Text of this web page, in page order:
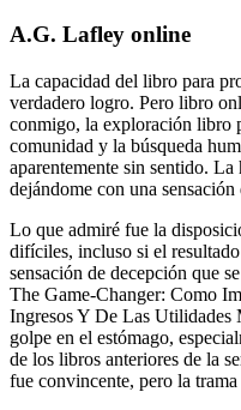
A.G. Lafley online
La capacidad del libro para
verdadero logro. Pero libro
conmigo, la exploración libro
comunidad y la búsqueda
aparentemente sin sentido.
dejándome con una
Lo que admiré fue la
difíciles, incluso si el
sensación de decepción que
The Game-Changer: Como
Ingresos Y De Las Utilidades
golpe en el estómago,
de los libros anteriores de la
fue convincente, pero la